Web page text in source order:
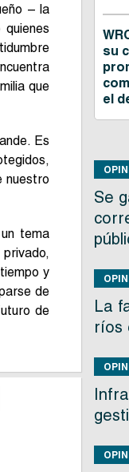
– la
que
Es
nuestro
tema
y
de
de
su
el
Se
La
ríos